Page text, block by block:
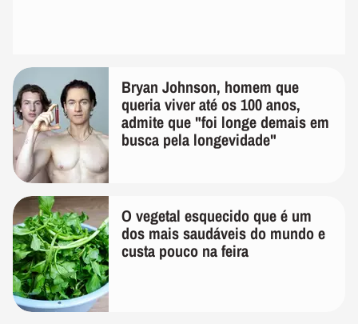
Bryan Johnson, homem que
queria viver até os 100 anos,
admite que "foi longe demais em
busca pela longevidade"
O vegetal esquecido que é um
dos mais saudáveis do mundo e
custa pouco na feira